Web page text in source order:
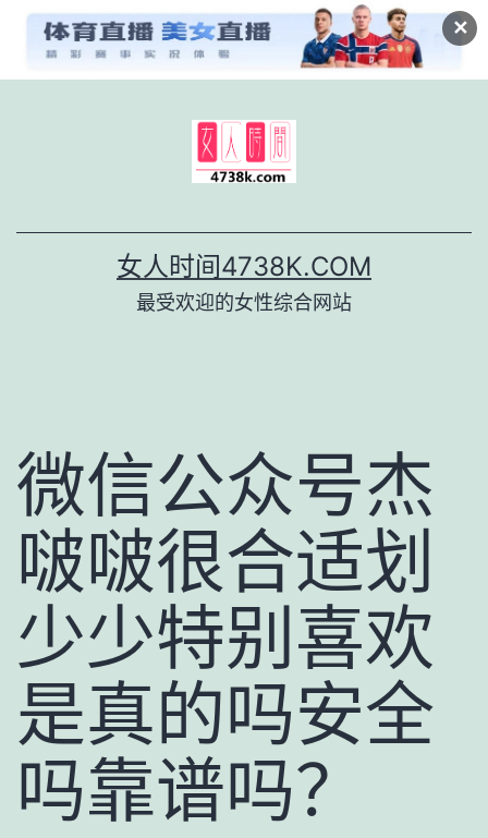
✕
女人时间4738K.COM
最受欢迎的女性综合网站
微信公众号杰
啵啵很合适划
少少特别喜欢
是真的吗安全
吗靠谱吗？